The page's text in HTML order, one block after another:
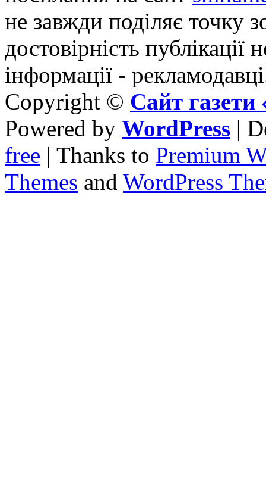
не завжди поділяє точку
достовірність публікації
інформації -
Copyright © Сайт
Powered by WordPress |
free | Thanks to Premium
Themes and WordPress